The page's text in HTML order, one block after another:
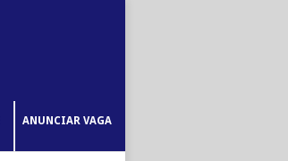
ANUNCIAR VAGA